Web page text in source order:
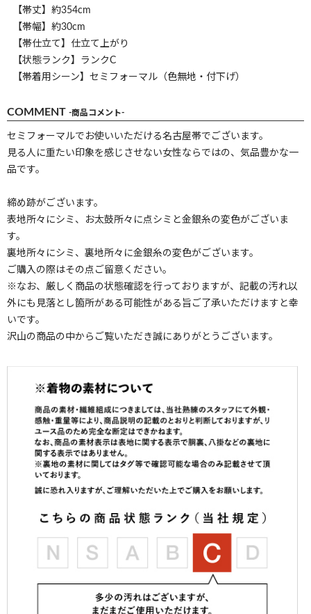
【帯丈】約354cm
【帯幅】約30cm
【帯仕立て】仕立て上がり
【状態ランク】ランクC
【帯着用シーン】セミフォーマル（色無地・付下げ）
COMMENT -商品コメント-
セミフォーマルでお使いいただける名古屋帯でございます。
見る人に重たい印象を感じさせない女性ならではの、気品豊かな一
品です。
締め跡がございます。
表地所々にシミ、お太鼓所々に点シミと金銀糸の変色がございま
す。
裏地所々にシミ、裏地所々に金銀糸の変色がございます。
ご購入の際はその点ご留意ください。
※なお、厳しく商品の状態確認を行っておりますが、記載の汚れ以
外にも見落とし箇所がある可能性がある旨ご了承いただけますと幸
いです。
沢山の商品の中からご覧いただき誠にありがとうございます。